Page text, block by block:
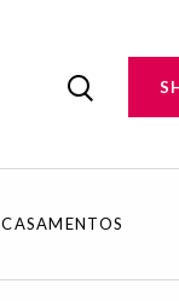
CASAMENTOS